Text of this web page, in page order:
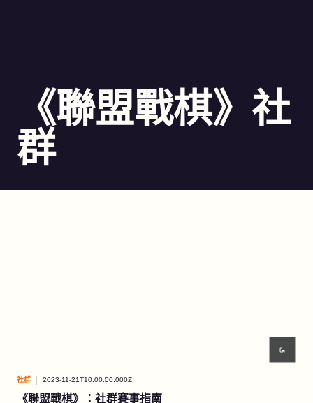
《聯盟戰棋》社
群
社群 2023-11-21T10:00:00.000Z
《聯盟戰棋》：社群賽事指南